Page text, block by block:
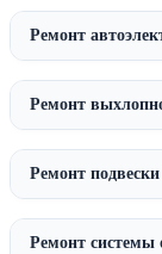
Ремонт
Ремонт
Ремонт
Ремонт системы